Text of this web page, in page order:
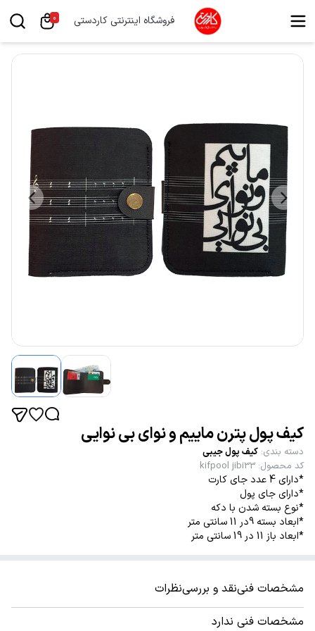
فروشگاه اینترنتی کاردستی 0
کیف پول پترن ماییم و نوای بی نوایی
دسته بندی: کیف پول جیبی
کد محصول:
kifpool jibi33
*دارای 4 عدد جای کارت
*دارای جای پول
*نوع بسته شدن با دکه
*ابعاد بسته 9در 11 سانتی متر
*ابعاد باز 11 در 19 سانتی متر
مشخصات فنینقد و بررسینظرات
مشخصات فنی ندارد